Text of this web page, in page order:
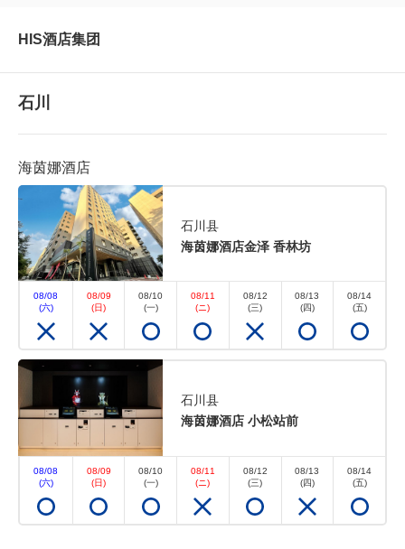
可以赚取积分 可以使用积分 早餐包含在内
【紧急降价】2人省钱♪ 把房间留给
我们更省钱！ <含早餐>
早餐 现场支付・网上支付
in 15:00~ 24:00 / out 11:00为止
双人特别优惠价！
无空房 详细内容
HIS酒店集团
石川
海茵娜酒店
石川县
海茵娜酒店金泽 香林坊
08/08
(六)
08/09
(日)
08/10
(一)
08/11
(ニ)
08/12
(三)
08/13
(四)
08/14
(五)
石川县
海茵娜酒店 小松站前
08/08
(六)
08/09
(日)
08/10
(一)
08/11
(ニ)
08/12
(三)
08/13
(四)
08/14
(五)